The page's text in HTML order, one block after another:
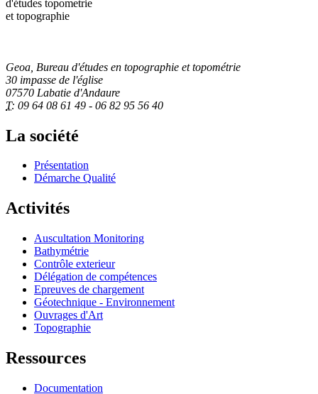
Geoa, Bureau d'études en topographie et topométrie
30 impasse de l'église
07570 Labatie d'Andaure
T: 09 64 08 61 49 - 06 82 95 56 40
La société
Présentation
Démarche Qualité
Activités
Auscultation Monitoring
Bathymétrie
Contrôle exterieur
Délégation de compétences
Epreuves de chargement
Géotechnique - Environnement
Ouvrages d'Art
Topographie
Ressources
Documentation